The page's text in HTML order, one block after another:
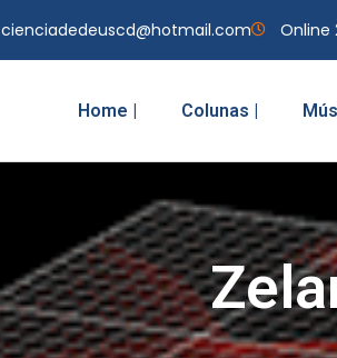
cienciadedeuscd@hotmail.com Online
Home | Colunas |